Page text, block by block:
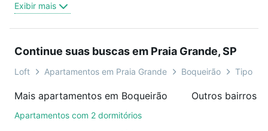
oferta ideal de Apartamentos à venda em
Boqueirão, Praia Grande, SP para conquistar seu
videochamada, é grátis, sem compromisso e você
ainda conta com mais de 46 mil corretores e
de imóveis.
Como escolher um imóvel?
Exibir mais
Continue suas buscas em Praia Grande, SP
Loft Apartamentos em Praia Grande Boqueirão Tipo
Mais apartamentos em Boqueirão
Apartamentos com 2 dormitórios